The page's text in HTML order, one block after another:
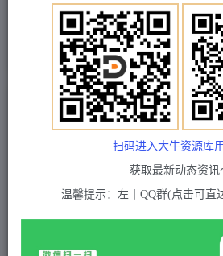
跨境 视频号直播 不露脸 植物
接码平台掘金 象法
用户
]，共找到1395个文章
扫码进入大牛资源库
获取最新动态资讯
温馨提示：左丨QQ群(点击可直